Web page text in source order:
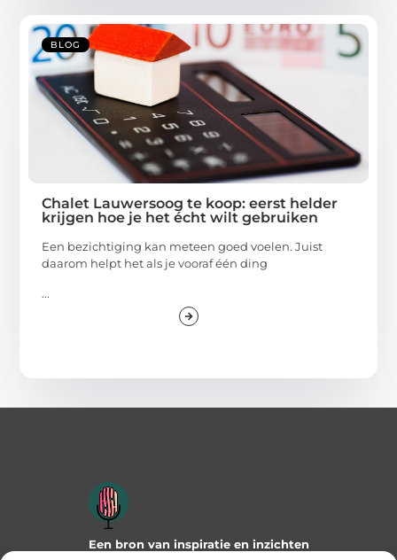
BLOG
Chalet Lauwersoog te koop: eerst helder
krijgen hoe je het écht wilt gebruiken
Een bezichtiging kan meteen goed voelen. Juist
daarom helpt het als je vooraf één ding
...
Een bron van inspiratie en inzichten